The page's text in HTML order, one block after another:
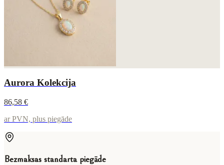
Aurora Kolekcija
86,58 €
ar PVN, plus piegāde
Bezmaksas standarta piegāde